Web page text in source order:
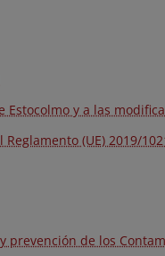
Estocolmo y a las
(UE) 2019/
prevención de los